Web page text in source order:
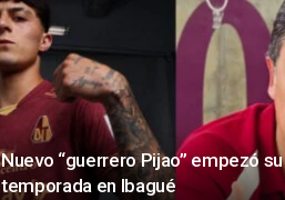
Nuevo “guerrero Pijao” empezó su
temporada en Ibagué